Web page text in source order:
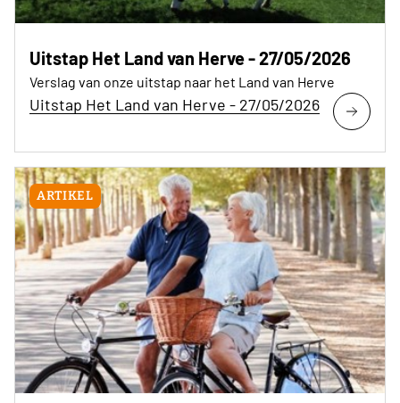
Uitstap Het Land van Herve - 27/05/2026
Verslag van onze uitstap naar het Land van Herve
Uitstap Het Land van Herve - 27/05/2026
ARTIKEL